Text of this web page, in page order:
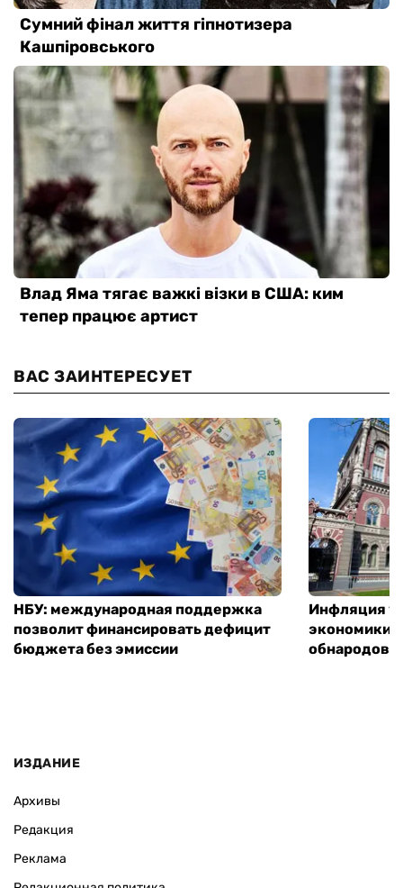
ВАС ЗАИНТЕРЕСУЕТ
НБУ: международная поддержка
позволит финансировать дефицит
бюджета без эмиссии
Инфляция
экономики
ИЗДАНИЕ
Архивы
Редакция
Реклама